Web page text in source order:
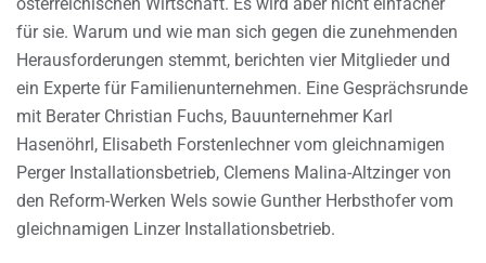
österreichischen Wirtschaft. Es wird aber nicht einfacher
für sie. Warum und wie man sich gegen die zunehmenden
Herausforderungen stemmt, berichten vier Mitglieder und
ein Experte für Familienunternehmen. Eine Gesprächsrunde
mit Berater Christian Fuchs, Bauunternehmer Karl
Hasenöhrl, Elisabeth Forstenlechner vom gleichnamigen
Perger Installationsbetrieb, Clemens Malina-Altzinger von
den Reform-Werken Wels sowie Gunther Herbsthofer vom
gleichnamigen Linzer Installationsbetrieb.